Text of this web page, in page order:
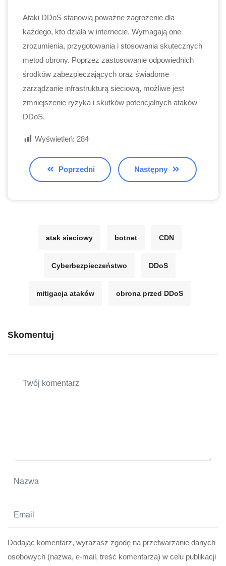
Ataki DDoS stanowią poważne zagrożenie dla
każdego, kto działa w internecie. Wymagają one
zrozumienia, przygotowania i stosowania skutecznych
metod obrony. Poprzez zastosowanie odpowiednich
środków zabezpieczających oraz świadome
zarządzanie infrastrukturą sieciową, możliwe jest
zmniejszenie ryzyka i skutków potencjalnych ataków
DDoS.
Wyświetleń: 284
Poprzedni Następny
atak sieciowy botnet CDN
Cyberbezpieczeństwo DDoS
mitigacja ataków obrona przed DDoS
Skomentuj
Dodając komentarz, wyrażasz zgodę na przetwarzanie danych
osobowych (nazwa, e-mail, treść komentarza) w celu publikacji